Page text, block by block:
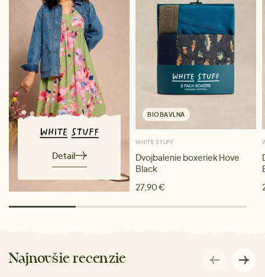
Detail
BIOBAVLNA
WHITE STUFF
Dvojbalenie boxeriek Hove
Black
27,90 €
Najnovšie recenzie